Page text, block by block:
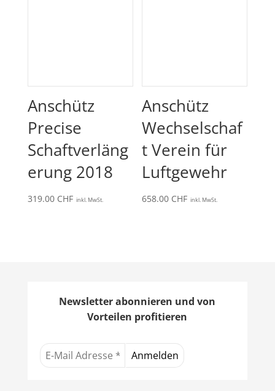
Anschütz
Precise
Schaftverläng
erung 2018
319.00 CHF inkl. MwSt.
Anschütz
Wechselschaf
t Verein für
Luftgewehr
658.00 CHF inkl. MwSt.
Newsletter abonnieren und von
Vorteilen profitieren